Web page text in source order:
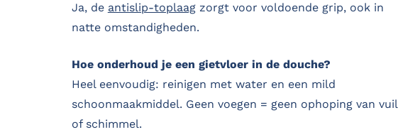
Ja, de antislip-toplaagzorgt voor voldoende grip, ook in
natte omstandigheden.
Hoe onderhoud je een gietvloer in de douche?
Heel eenvoudig: reinigen met water en een mild
schoonmaakmiddel. Geen voegen = geen ophoping van vuil
of schimmel.